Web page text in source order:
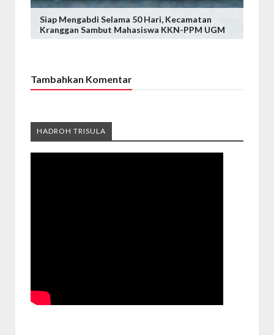
Siap Mengabdi Selama 50 Hari, Kecamatan
Kranggan Sambut Mahasiswa KKN-PPM UGM
Tambahkan Komentar
HADROH TRISULA